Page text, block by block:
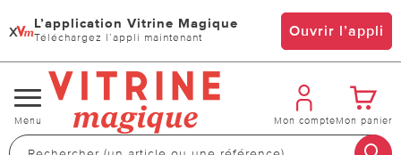
x L’application Vitrine Magique
Téléchargez l’appli maintenant Ouvrir l’appli
Changer
de
navigation
Menu Mon compteMon panier